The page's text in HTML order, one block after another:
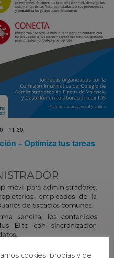
- 11:30
– Optimiza tus tareas
cookies, propias y de